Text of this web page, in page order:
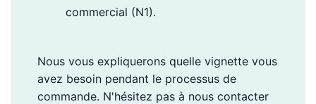
commercial (N1).
Nous vous expliquerons quelle vignette vous
avez besoin pendant le processus de
commande. N'hésitez pas à nous contacter